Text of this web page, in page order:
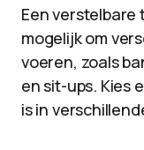
Een
mogelijk om
voeren, zoals
en sit-ups. Kies
is in